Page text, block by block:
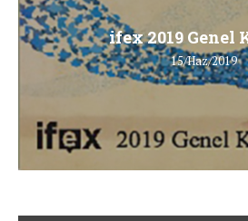
ifex 2019 Genel
15/Haz/2019